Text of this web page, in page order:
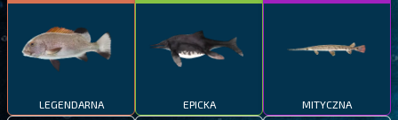
LEGENDARNA EPICKA MITYCZNA